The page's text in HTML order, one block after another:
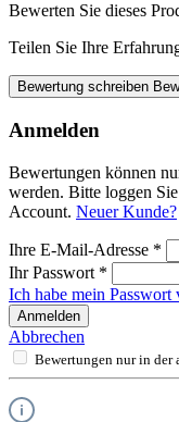
Bewerten Sie dieses
Teilen Sie Ihre
Bewertung schreiben
Anmelden
Bewertungen können
werden. Bitte loggen
Account. Neuer Kunde?
Ihre E-Mail-Adresse *
Ihr Passwort *
Ich habe mein Passwort
Anmelden
Abbrechen
Bewertungen nur in der